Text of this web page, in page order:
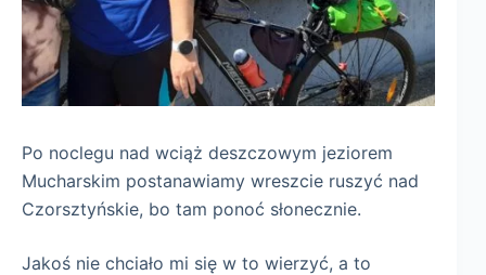
Po noclegu nad wciąż deszczowym jeziorem
Mucharskim postanawiamy wreszcie ruszyć nad
Czorsztyńskie, bo tam ponoć słonecznie.
Jakoś nie chciało mi się w to wierzyć, a to